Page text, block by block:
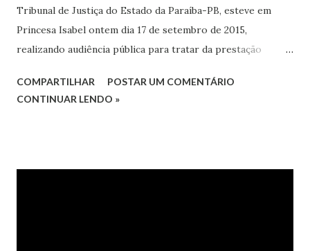
Tribunal de Justiça do Estado da Paraíba-PB, esteve em
Princesa Isabel ontem dia 17 de setembro de 2015,
realizando audiência pública para tratar da prestação
Isabel-PB. A audiência contou com a presença dos Juízes
COMPARTILHAR
POSTAR UM COMENTÁRIO
CONTINUAR LENDO »